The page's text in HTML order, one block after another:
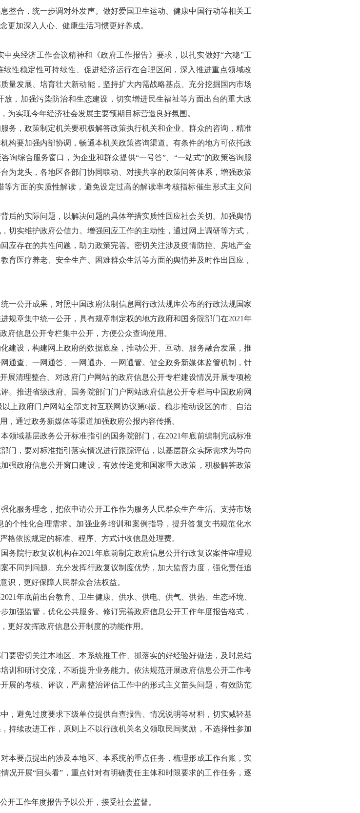
整合，统一步调对外发声。做好爱国卫生运动、健康中国行动等相关工
更加深入人心、健康生活习惯更好养成。
中央经济工作会议精神和《政府工作报告》要求，以扎实做好“六稳”工
性稳定性可持续性、促进经济运行在合理区间，深入推进重点领域改
量发展、培育壮大新动能，坚持扩大内需战略基点、充分挖掘国内市场
，加强污染防治和生态建设，切实增进民生福祉等方面出台的重大政
实现今年经济社会发展主要预期目标营造良好氛围。
务，政策制定机关要积极解答政策执行机关和企业、群众的咨询，精准
构要加强内部协调，畅通本机关政策咨询渠道。有条件的地方可依托政
询综合服务窗口，为企业和群众提供“一号答”、“一站式”的政策咨询服
为龙头，各地区各部门协同联动、对接共享的政策问答体系，增强政策
方面的实质性解读，避免设定过高的解读率考核指标催生形式主义问
后的实际问题，以解决问题的具体举措实质性回应社会关切。加强舆情
切实维护政府公信力。增强回应工作的主动性，通过网上调研等方式，
应存在的共性问题，助力政策完善。密切关注涉及疫情防控、房地产金
育医疗养老、安全生产、困难群众生活等方面的舆情并及时作出回应，
一公开成果，对照中国政府法制信息网行政法规库公布的行政法规国家
规章集中统一公开，具有规章制定权的地方政府和国务院部门在2021年
府信息公开专栏集中公开，方便公众查询使用。
建设，构建网上政府的数据底座，推动公开、互动、服务融合发展，推
通查、一网通答、一网通办、一网通管。健全政务新媒体监管机制，针
展清理整合。对政府门户网站的政府信息公开专栏建设情况开展专项检
。推进省级政府、国务院部门门户网站政府信息公开专栏与中国政府网
上政府门户网站全部支持互联网协议第6版。稳步推动设区的市、自治
，通过政务新媒体等渠道加强政府公报内容传播。
领域基层政务公开标准指引的国务院部门，在2021年底前编制完成标准
门，要对标准指引落实情况进行跟踪评估，以基层群众实际需求为导向
强政府信息公开窗口建设，有效传递党和国家重大政策，积极解答政策
化服务理念，把依申请公开工作作为服务人民群众生产生活、支持市场
个性化合理需求。加强业务培训和案例指导，提升答复文书规范化水
格依照规定的标准、程序、方式计收信息处理费。
国务院行政复议机构在2021年底前制定政府信息公开行政复议案件审理规
不同判问题。充分发挥行政复议制度优势，加大监督力度，强化责任追
识，更好保障人民群众合法权益。
年底前出台教育、卫生健康、供水、供电、供气、供热、生态环境、
加强监管，优化公共服务。修订完善政府信息公开工作年度报告格式，
更好发挥政府信息公开制度的功能作用。
要密切关注本地区、本系统推工作、抓落实的好经验好做法，及时总结
训和研讨交流，不断提升业务能力。依法规范开展政府信息公开工作考
展的考核、评议，严肃整治评估工作中的形式主义苗头问题，有效防范
，避免过度要求下级单位提供自查报告、情况说明等材料，切实减轻基
持续改进工作，原则上不以行政机关名义领取民间奖励，不选择性参加
本要点提出的涉及本地区、本系统的重点任务，梳理形成工作台账，实
况开展“回头看”，重点针对有明确责任主体和时限要求的工作任务，逐
开工作年度报告予以公开，接受社会监督。